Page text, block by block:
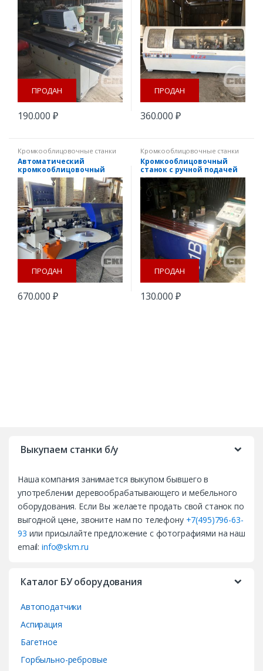
ПРОДАН
190.000 ₽
ПРОДАН
360.000 ₽
Кромкооблицовочные станки
Автоматический
кромкооблицовочный
станок б\у Filato FL-530
ПРОДАН
670.000 ₽
Кромкооблицовочные станки
Кромкооблицовочный
станок с ручной подачей
Filato FL 91B б/у
ПРОДАН
130.000 ₽
Выкупаем станки б/у
Наша компания занимается выкупом бывшего в
употреблении деревообрабатывающего и мебельного
оборудования. Если Вы желаете продать свой станок по
выгодной цене, звоните нам по телефону +7(495)796-63-
93 или присылайте предложение с фотографиями на наш
email:info@skm.ru
Каталог БУ оборудования
Автоподатчики
Аспирация
Багетное
Горбыльно-ребровые